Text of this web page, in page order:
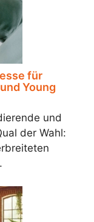
für
Young
und
der Wahl: